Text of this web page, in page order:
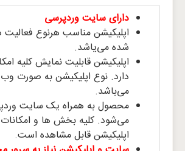
دارای سایت وردپرسی
اپلیکیشن مناسب هرنوع فعالیت
شده می‌یاشد.
اپلیکیشن قابلیت نمایش کلیه
دارد. نوع اپلیکیشن به صورت
می‌باشد.
محصول به همراه یک سایت
می‌شود. کلیه بخش ها و
اپلیکیشن قابل مشاهده است.